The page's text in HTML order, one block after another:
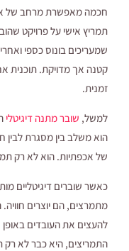
חכמה מאפשרת מרחב של
תמריץ אישי על פרויקט
שמעריכים בונוס כספי
קטנה אך מדויקת. תוכנית
זמנית.
למשל, שובר מתנה דיגיטלי
הוא משלב בין מסגרת
של אכפתיות. הוא לא רק
כאשר שוברים דיגיטליים
מתמרצים, הם יוצרים
להעצים את העובדים
התמריצים, היא כבר לא רק